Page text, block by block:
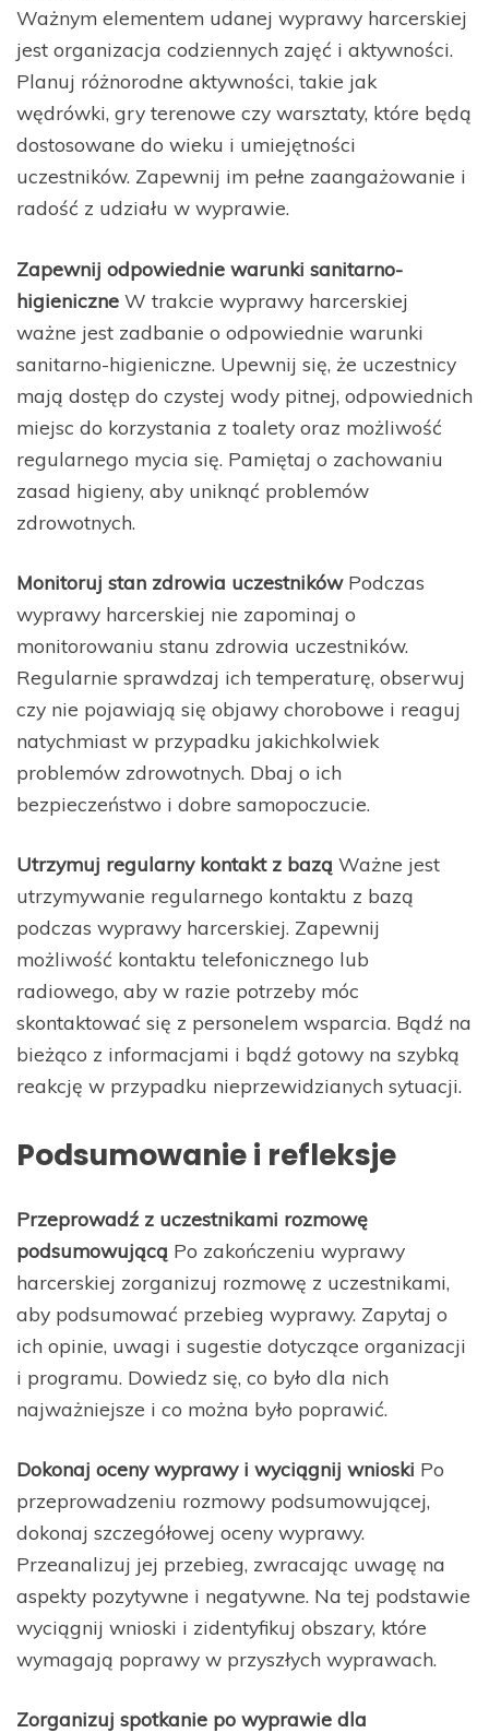
Ważnym elementem udanej wyprawy harcerskiej
jest organizacja codziennych zajęć i aktywności.
Planuj różnorodne aktywności, takie jak
wędrówki, gry terenowe czy warsztaty, które będą
dostosowane do wieku i umiejętności
uczestników. Zapewnij im pełne zaangażowanie i
radość z udziału w wyprawie.
Zapewnij odpowiednie warunki sanitarno-
higieniczne W trakcie wyprawy harcerskiej
ważne jest zadbanie o odpowiednie warunki
sanitarno-higieniczne. Upewnij się, że uczestnicy
mają dostęp do czystej wody pitnej, odpowiednich
miejsc do korzystania z toalety oraz możliwość
regularnego mycia się. Pamiętaj o zachowaniu
zasad higieny, aby uniknąć problemów
zdrowotnych.
Monitoruj stan zdrowia uczestnikówPodczas
wyprawy harcerskiej nie zapominaj o
monitorowaniu stanu zdrowia uczestników.
Regularnie sprawdzaj ich temperaturę, obserwuj
czy nie pojawiają się objawy chorobowe i reaguj
natychmiast w przypadku jakichkolwiek
problemów zdrowotnych. Dbaj o ich
bezpieczeństwo i dobre samopoczucie.
Utrzymuj regularny kontakt z bazą Ważne jest
utrzymywanie regularnego kontaktu z bazą
podczas wyprawy harcerskiej. Zapewnij
możliwość kontaktu telefonicznego lub
radiowego, aby w razie potrzeby móc
skontaktować się z personelem wsparcia. Bądź na
bieżąco z informacjami i bądź gotowy na szybką
reakcję w przypadku nieprzewidzianych sytuacji.
Podsumowanie i refleksje
Przeprowadź z uczestnikami rozmowę
podsumowującą Po zakończeniu wyprawy
harcerskiej zorganizuj rozmowę z uczestnikami,
aby podsumować przebieg wyprawy. Zapytaj o
ich opinie, uwagi i sugestie dotyczące organizacji
i programu. Dowiedz się, co było dla nich
najważniejsze i co można było poprawić.
Dokonaj oceny wyprawy i wyciągnij wnioski Po
przeprowadzeniu rozmowy podsumowującej,
dokonaj szczegółowej oceny wyprawy.
Przeanalizuj jej przebieg, zwracając uwagę na
aspekty pozytywne i negatywne. Na tej podstawie
wyciągnij wnioski i zidentyfikuj obszary, które
wymagają poprawy w przyszłych wyprawach.
Zorganizuj spotkanie po wyprawie dla